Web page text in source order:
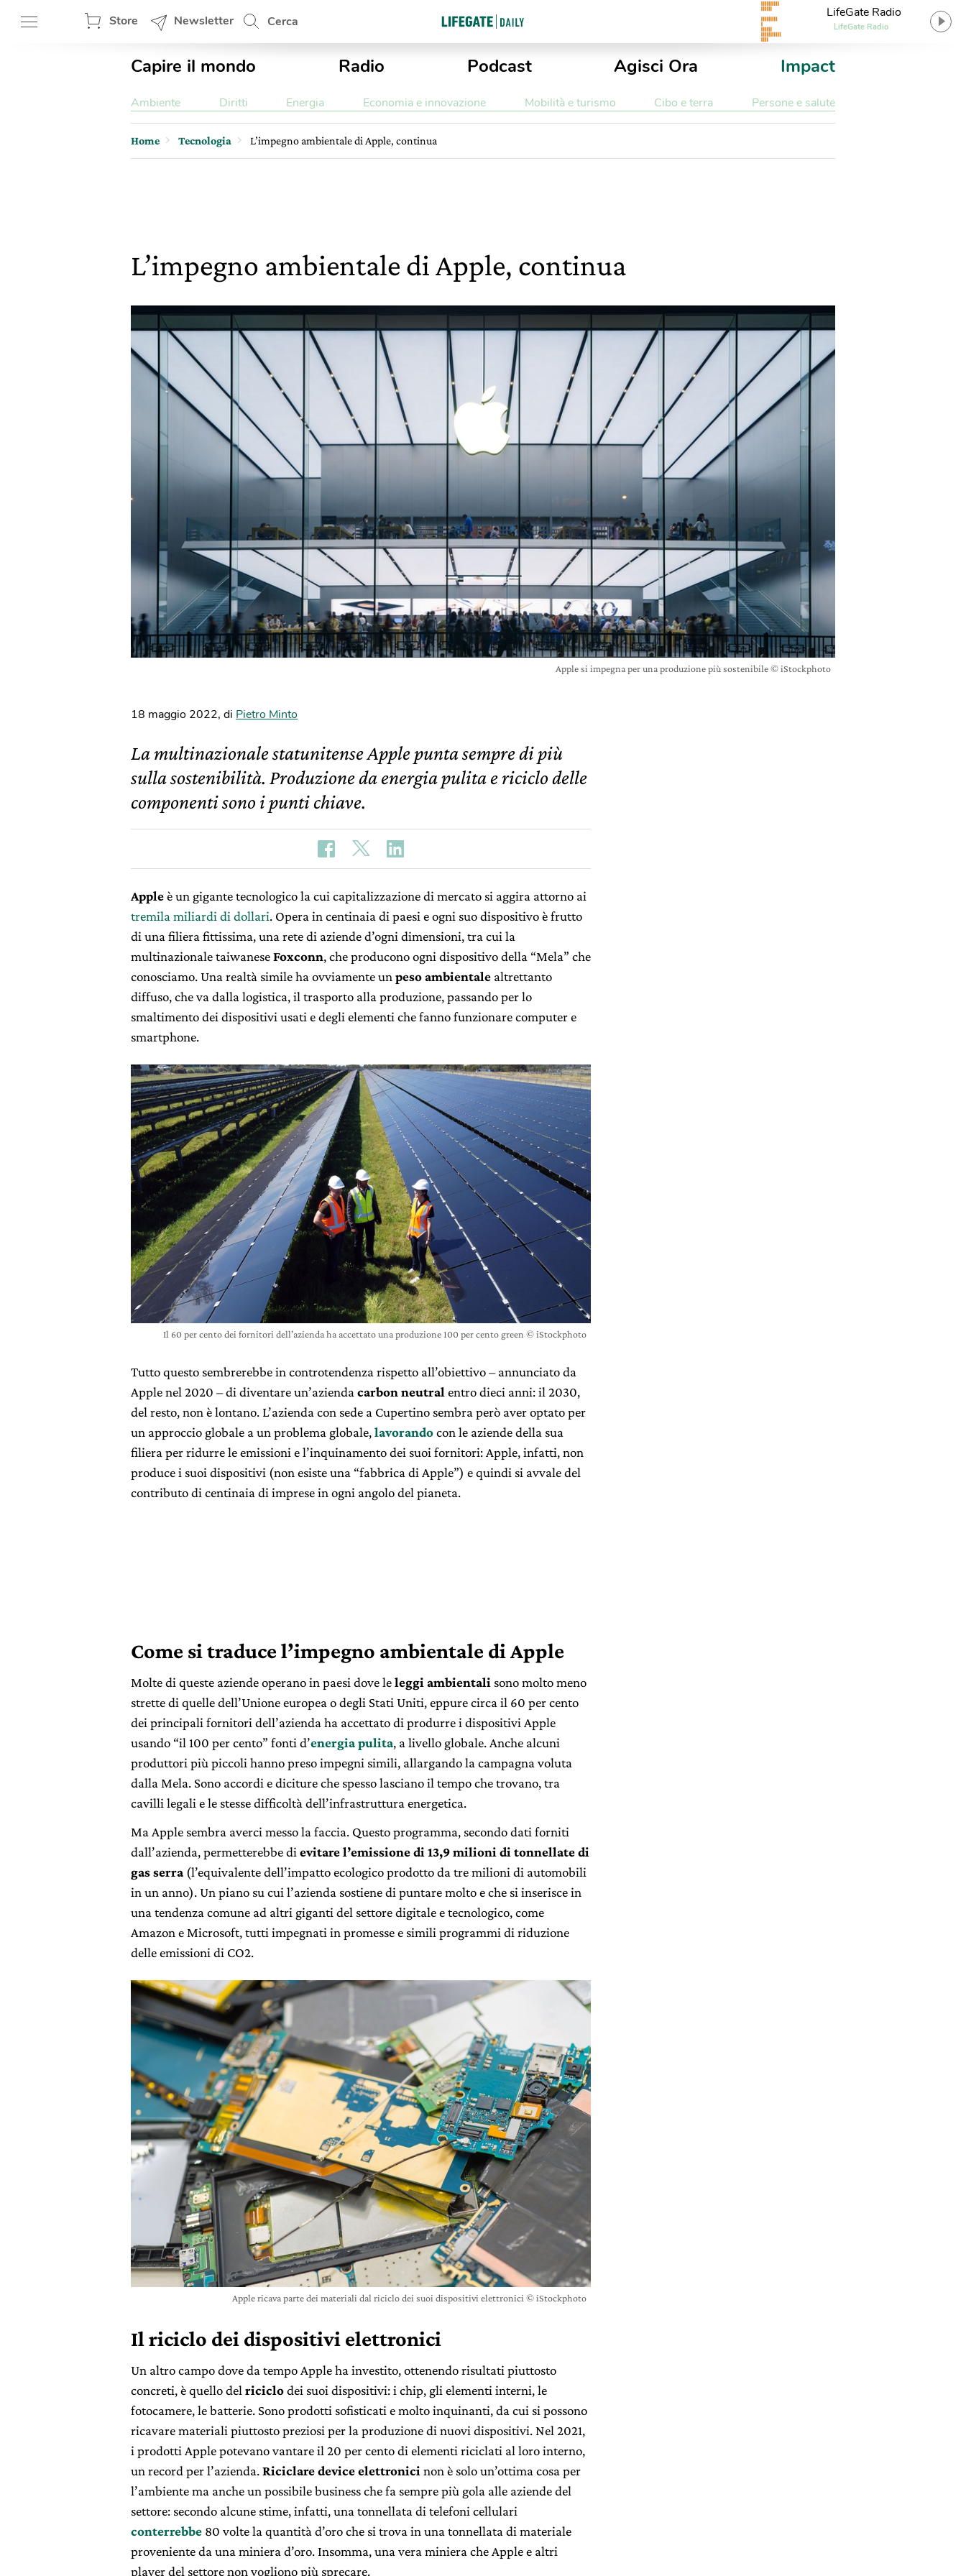
Store Newsletter Cerca
LifeGate Radio
LifeGate Radio
Capire il mondo Radio Podcast Agisci Ora Impact
Ambiente Diritti Energia Economia e innovazione Mobilità e turismo Cibo e terra Persone e salute
Home Tecnologia L’impegno ambientale di Apple, continua
L’impegno ambientale di Apple, continua
Apple si impegna per una produzione più sostenibile © iStockphoto
18 maggio 2022, di Pietro Minto
La multinazionale statunitense Apple punta sempre di più
sulla sostenibilità. Produzione da energia pulita e riciclo delle
componenti sono i punti chiave.
Appleè un gigante tecnologico la cui capitalizzazione di mercato si aggira attorno ai
tremila miliardi di dollari. Opera in centinaia di paesi e ogni suo dispositivo è frutto
di una filiera fittissima, una rete di aziende d’ogni dimensioni, tra cui la
multinazionale taiwaneseFoxconn, che producono ogni dispositivo della “Mela” che
conosciamo. Una realtà simile ha ovviamente un peso ambientale altrettanto
diffuso, che va dalla logistica, il trasporto alla produzione, passando per lo
smaltimento dei dispositivi usati e degli elementi che fanno funzionare computer e
smartphone.
Il 60 per cento dei fornitori dell’azienda ha accettato una produzione 100 per cento green © iStockphoto
Tutto questo sembrerebbe in controtendenza rispetto all’obiettivo – annunciato da
Apple nel 2020 – di diventare un’azienda carbon neutral entro dieci anni: il 2030,
del resto, non è lontano. L’azienda con sede a Cupertino sembra però aver optato per
un approccio globale a un problema globale,lavorandocon le aziende della sua
filiera per ridurre le emissioni e l’inquinamento dei suoi fornitori: Apple, infatti, non
produce i suoi dispositivi (non esiste una “fabbrica di Apple”) e quindi si avvale del
contributo di centinaia di imprese in ogni angolo del pianeta.
Come si traduce l’impegno ambientale di Apple
Molte di queste aziende operano in paesi dove leleggi ambientali sono molto meno
strette di quelle dell’Unione europea o degli Stati Uniti, eppure circa il 60 per cento
dei principali fornitori dell’azienda ha accettato di produrre i dispositivi Apple
usando “il 100 per cento” fonti d’energia pulita, a livello globale. Anche alcuni
produttori più piccoli hanno preso impegni simili, allargando la campagna voluta
dalla Mela. Sono accordi e diciture che spesso lasciano il tempo che trovano, tra
cavilli legali e le stesse difficoltà dell’infrastruttura energetica.
Ma Apple sembra averci messo la faccia. Questo programma, secondo dati forniti
dall’azienda, permetterebbe di evitare l’emissione di 13,9 milioni di tonnellate di
gas serra (l’equivalente dell’impatto ecologico prodotto da tre milioni di automobili
in un anno). Un piano su cui l’azienda sostiene di puntare molto e che si inserisce in
una tendenza comune ad altri giganti del settore digitale e tecnologico, come
Amazon e Microsoft, tutti impegnati in promesse e simili programmi di riduzione
delle emissioni di CO2.
Apple ricava parte dei materiali dal riciclo dei suoi dispositivi elettronici © iStockphoto
Il riciclo dei dispositivi elettronici
Un altro campo dove da tempo Apple ha investito, ottenendo risultati piuttosto
concreti, è quello del riciclodei suoi dispositivi: i chip, gli elementi interni, le
fotocamere, le batterie. Sono prodotti sofisticati e molto inquinanti, da cui si possono
ricavare materiali piuttosto preziosi per la produzione di nuovi dispositivi. Nel 2021,
i prodotti Apple potevano vantare il 20 per cento di elementi riciclati al loro interno,
un record per l’azienda.Riciclare device elettronici non è solo un’ottima cosa per
l’ambiente ma anche un possibile business che fa sempre più gola alle aziende del
settore: secondo alcune stime, infatti, una tonnellata di telefoni cellulari
conterrebbe 80 volte la quantità d’oro che si trova in una tonnellata di materiale
proveniente da una miniera d’oro. Insomma, una vera miniera che Apple e altri
player del settore non vogliono più sprecare.